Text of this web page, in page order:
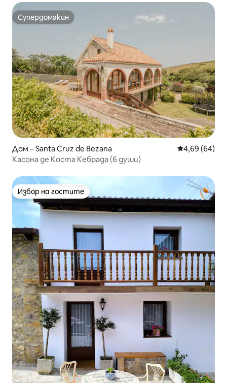
Супердомакин
Супердомакин
Дом – Santa Cruz de Bezana Средна
4,69 (64)
Касона де Коста Кебрада (6 души)
Избор на гостите
Избор на гостите